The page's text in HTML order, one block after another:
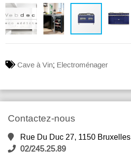
Cave à Vin; Electroménager
Contactez-nous
Rue Du Duc 27, 1150 Bruxelles
02/245.25.89